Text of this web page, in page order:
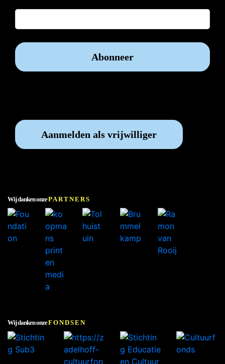
Aanmelden als vrijwilliger
Wij danken onzePARTNERS
Wij danken onzeFONDSEN